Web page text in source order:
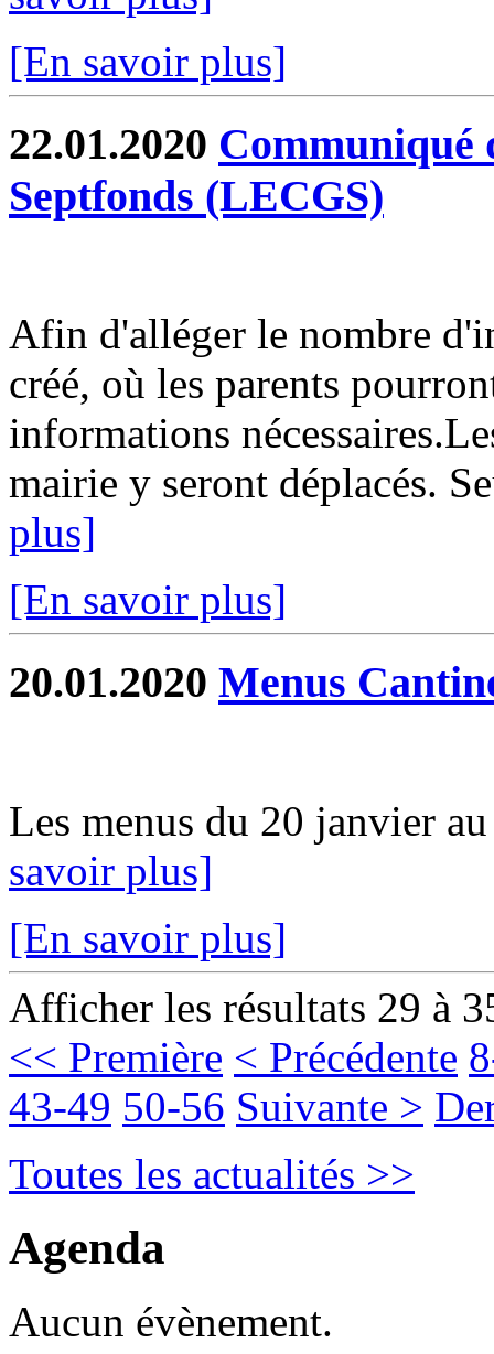
[En savoir plus]
22.01.2020 Communiqué
Septfonds (LECGS)
Afin d'alléger le nombre
créé, où les parents
informations
mairie y seront déplacés.
plus]
[En savoir plus]
20.01.2020 Menus
Les menus du 20 janvier
savoir plus]
[En savoir plus]
Afficher les résultats 29 à
<< Première < Précédente
43-49 50-56 Suivante >
Toutes les actualités >>
Agenda
Aucun évènement.